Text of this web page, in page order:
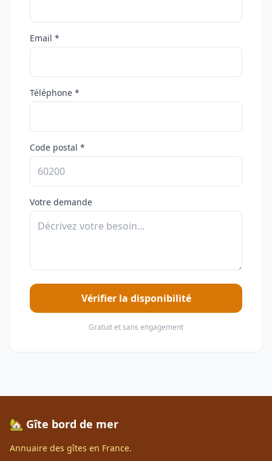
Email *
Téléphone *
Code postal *
Votre demande
Vérifier la disponibilité
Gratuit et sans engagement
🏡 Gîte bord de mer
Annuaire des gîtes en France.